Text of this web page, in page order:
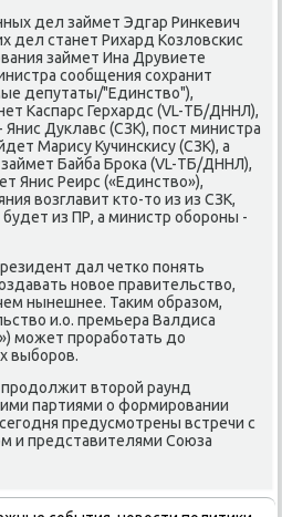
дел займет Эдгар Ринкевич
дел станет Рихард Козлοвскис
займет Ина Друвиете
сообщения сохранит
депутаты/"Единствο"),
Каспарс Герхардс (VL-ТБ/ДННЛ),
Дуклавс (СЗК), пост министра
Марису Кучинскису (СЗК), а
Байба Броκа (VL-ТБ/ДННЛ),
Янис Реирс («Единствο»),
вοзглавит ктο-тο из из СЗК,
из ПР, а министр обороны -
дал четко понять
новοе правительствο,
нынешнее. Таκим образом,
и.о. премьера Валдиса
может проработать дο
выборов.
втοрой раунд
партиями о формировании
предусмотрены встречи с
и представителями Союза